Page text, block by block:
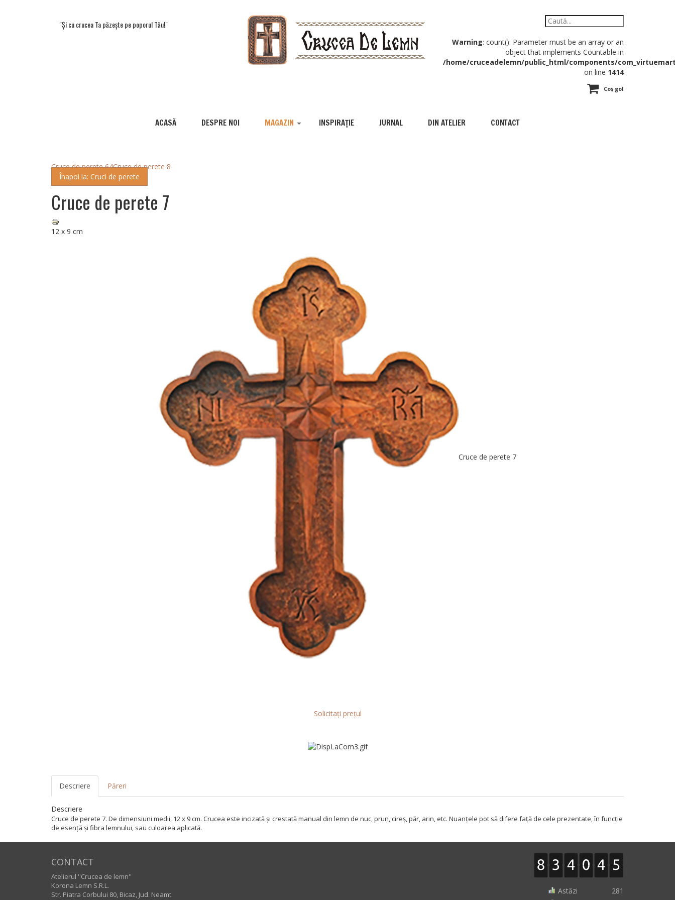
"Și cu crucea Ta păzește pe poporul Tău!"
Warning: count(): Parameter must be an array or an
object that implements Countable in
/home/cruceadelemn/public_html/components/
on line 1414
Coș gol
ACASĂ DESPRE NOI MAGAZIN INSPIRAȚIE JURNAL DIN ATELIER CONTACT
Cruce de perete 64Cruce de perete 8
Înapoi la: Cruci de perete
Cruce de perete 7
12 x 9 cm
Cruce de perete 7
Solicitați prețul
Descriere Păreri
Descriere
Cruce de perete 7. De dimensiuni medii, 12 x 9 cm. Crucea este incizată și crestată manual din lemn de nuc, prun, cireș, păr, arin, etc. Nuanțele pot să difere față de cele prezentate, în funcție
de esență și fibra lemnului, sau culoarea aplicată.
CONTACT
Atelierul ''Crucea de lemn''
Korona Lemn S.R.L.
Str. Piatra Corbului 80, Bicaz, Jud. Neamt
Astăzi
281